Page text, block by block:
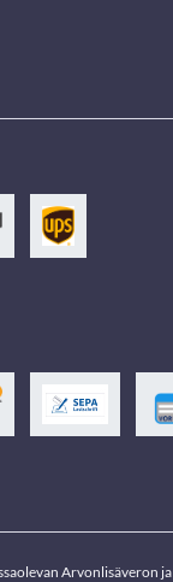
Arvonlisäveron ja